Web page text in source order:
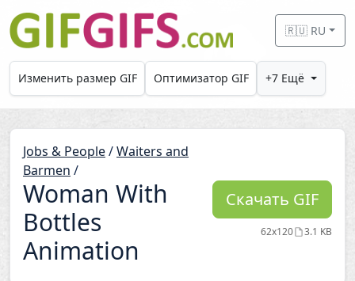
Skip to main content
🇷🇺 RU
Изменить размер GIF Оптимизатор GIF +7 Ещё
Jobs & People/Waiters and
Barmen /
Woman With
Bottles
Animation
Скачать GIF
62x120 3.1 KB